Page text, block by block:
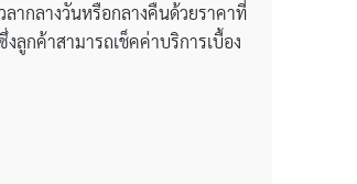
ลากลางวันหรือกลางคืนด้วยราคาที่
ลูกค้าสามารถเช็คค่าบริการเบื้อง